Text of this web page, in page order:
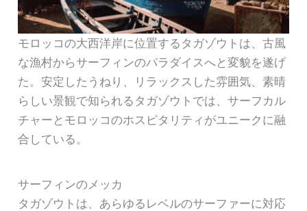
モロッコの大西洋岸に位置するタガゾウトは、古風
な漁村からサーフィンのパラダイスへと変貌を遂げ
た。安定したうねり、リラックスした雰囲気、素晴
らしい景観で知られるタガゾウトでは、サーフカル
チャーとモロッコのホスピタリティがユニークに融
合している。
サーフィンのメッカ
タガゾウトは、あらゆるレベルのサーファーに対応